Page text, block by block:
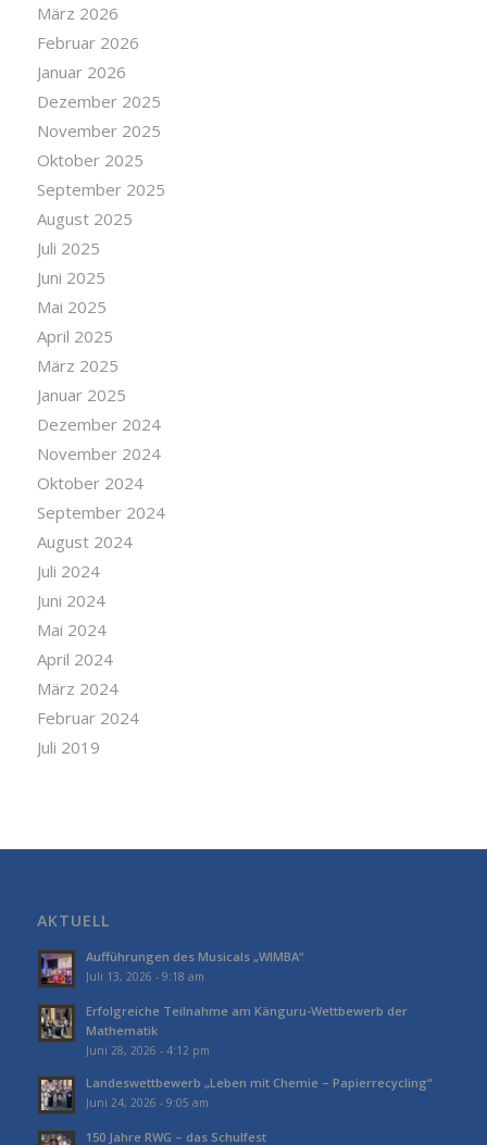
März 2026
Februar 2026
Januar 2026
Dezember 2025
November 2025
Oktober 2025
September 2025
August 2025
Juli 2025
Juni 2025
Mai 2025
April 2025
März 2025
Januar 2025
Dezember 2024
November 2024
Oktober 2024
September 2024
August 2024
Juli 2024
Juni 2024
Mai 2024
April 2024
März 2024
Februar 2024
Juli 2019
AKTUELL
Aufführungen des Musicals „WIMBA“
Juli 13, 2026 - 9:18 am
Erfolgreiche Teilnahme am Känguru-Wettbewerb der
Mathematik
Juni 28, 2026 - 4:12 pm
Landeswettbewerb „Leben mit Chemie – Papierrecycling“
Juni 24, 2026 - 9:05 am
150 Jahre RWG – das Schulfest